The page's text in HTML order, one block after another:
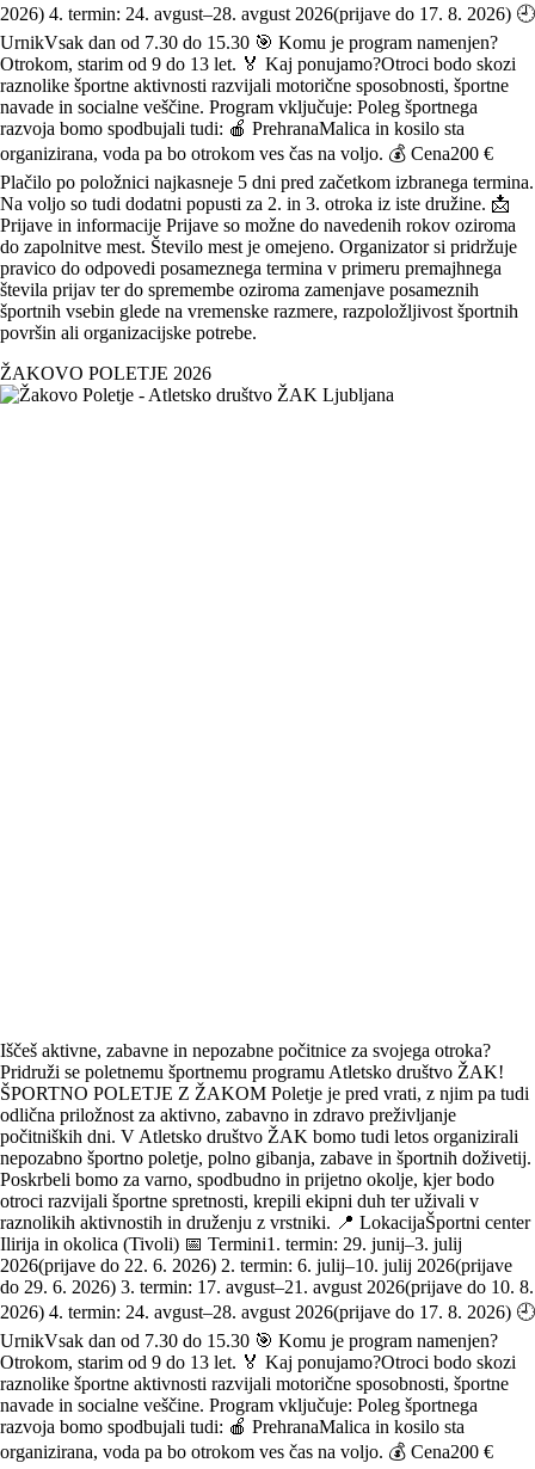
2026) 4. termin: 24. avgust–28. avgust 2026(prijave do 17. 8. 2026) 🕘
UrnikVsak dan od 7.30 do 15.30 🎯 Komu je program namenjen?
Otrokom, starim od 9 do 13 let. 🏅 Kaj ponujamo?Otroci bodo skozi
raznolike športne aktivnosti razvijali motorične sposobnosti, športne
navade in socialne veščine. Program vključuje: Poleg športnega
razvoja bomo spodbujali tudi: 🍎 PrehranaMalica in kosilo sta
organizirana, voda pa bo otrokom ves čas na voljo. 💰 Cena200 €
Plačilo po položnici najkasneje 5 dni pred začetkom izbranega termina.
Na voljo so tudi dodatni popusti za 2. in 3. otroka iz iste družine. 📩
Prijave in informacije Prijave so možne do navedenih rokov oziroma
do zapolnitve mest. Število mest je omejeno. Organizator si pridržuje
pravico do odpovedi posameznega termina v primeru premajhnega
števila prijav ter do spremembe oziroma zamenjave posameznih
športnih vsebin glede na vremenske razmere, razpoložljivost športnih
površin ali organizacijske potrebe.
ŽAKOVO POLETJE 2026
Iščeš aktivne, zabavne in nepozabne počitnice za svojega otroka?
Pridruži se poletnemu športnemu programu Atletsko društvo ŽAK!
ŠPORTNO POLETJE Z ŽAKOM Poletje je pred vrati, z njim pa tudi
odlična priložnost za aktivno, zabavno in zdravo preživljanje
počitniških dni. V Atletsko društvo ŽAK bomo tudi letos organizirali
nepozabno športno poletje, polno gibanja, zabave in športnih doživetij.
Poskrbeli bomo za varno, spodbudno in prijetno okolje, kjer bodo
otroci razvijali športne spretnosti, krepili ekipni duh ter uživali v
raznolikih aktivnostih in druženju z vrstniki. 📍 LokacijaŠportni center
Ilirija in okolica (Tivoli) 📅 Termini1. termin: 29. junij–3. julij
2026(prijave do 22. 6. 2026) 2. termin: 6. julij–10. julij 2026(prijave
do 29. 6. 2026) 3. termin: 17. avgust–21. avgust 2026(prijave do 10. 8.
2026) 4. termin: 24. avgust–28. avgust 2026(prijave do 17. 8. 2026) 🕘
UrnikVsak dan od 7.30 do 15.30 🎯 Komu je program namenjen?
Otrokom, starim od 9 do 13 let. 🏅 Kaj ponujamo?Otroci bodo skozi
raznolike športne aktivnosti razvijali motorične sposobnosti, športne
navade in socialne veščine. Program vključuje: Poleg športnega
razvoja bomo spodbujali tudi: 🍎 PrehranaMalica in kosilo sta
organizirana, voda pa bo otrokom ves čas na voljo. 💰 Cena200 €